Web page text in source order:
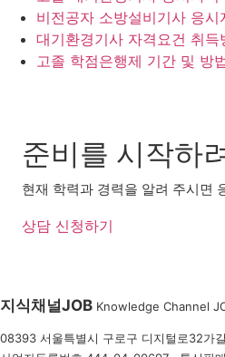
비전공자 소방설비기사 응시
대기환경기사 자격요건 취득
고졸 학점은행제 기간 및 방
준비를 시작하
현재 학력과 경력을 알려 주시면
상담 신청하기
지식채널JOB Knowledge Channel
08393 서울특별시 구로구 디지털로32가